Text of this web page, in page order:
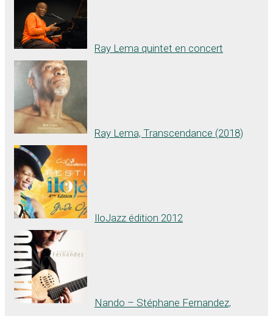
Ray Lema quintet en concert
Ray Lema, Transcendance (2018)
IloJazz édition 2012
Nando – Stéphane Fernandez,